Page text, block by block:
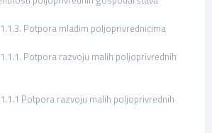
1.1.3. Potpora mladim poljoprivrednicima
1.1.1. Potpora razvoju malih poljoprivrednih
1.1.1 Potpora razvoju malih poljoprivrednih